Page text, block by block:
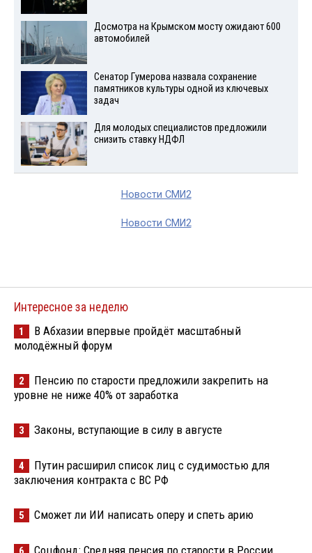
Досмотра на Крымском мосту ожидают 600
автомобилей
Сенатор Гумерова назвала сохранение
памятников культуры одной из ключевых
задач
Для молодых специалистов предложили
снизить ставку НДФЛ
Новости СМИ2
Новости СМИ2
Интересное за неделю
1
В Абхазии впервые пройдёт масштабный
молодёжный форум
2
Пенсию по старости предложили закрепить на
уровне не ниже 40% от заработка
3 Законы, вступающие в силу в августе
4
Путин расширил список лиц с судимостью для
заключения контракта с ВС РФ
5 Сможет ли ИИ написать оперу и спеть арию
Соцфонд: Средняя пенсия по старости в России